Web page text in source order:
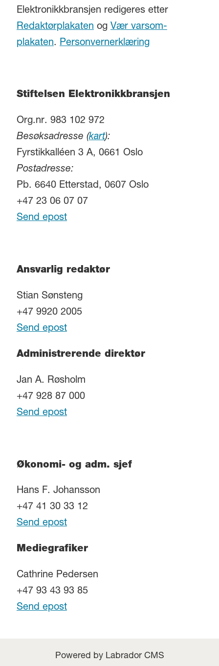
Elektronikkbransjen redigeres etter
Redaktørplakaten og Vær varsom-
plakaten. Personvernerklæring
Stiftelsen Elektronikkbransjen
Org.nr. 983 102 972
Besøksadresse (kart):
Fyrstikkalléen 3 A, 0661 Oslo
Postadresse:
Pb. 6640 Etterstad, 0607 Oslo
+47 23 06 07 07
Send epost
Ansvarlig redaktør
Stian Sønsteng
+47 9920 2005
Send epost
Administrerende direktør
Jan A. Røsholm
+47 928 87 000
Send epost
Økonomi- og adm. sjef
Hans F. Johansson
+47 41 30 33 12
Send epost
Mediegrafiker
Cathrine Pedersen
+47 93 43 93 85
Send epost
Powered by Labrador CMS